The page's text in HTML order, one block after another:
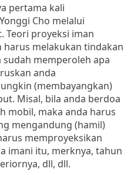
pertama kali
Cho melalui
Teori proyeksi iman
harus melakukan tindakan
memperoleh apa
anda
(membayangkan)
Misal, bila anda berdoa
mobil, maka anda harus
mengandung (hamil)
memproyeksikan
imani itu, merknya, tahun
dll, dll.